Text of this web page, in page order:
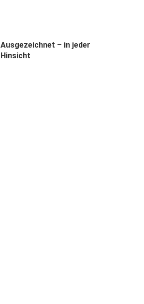
Ausgezeichnet – in jeder
Hinsicht